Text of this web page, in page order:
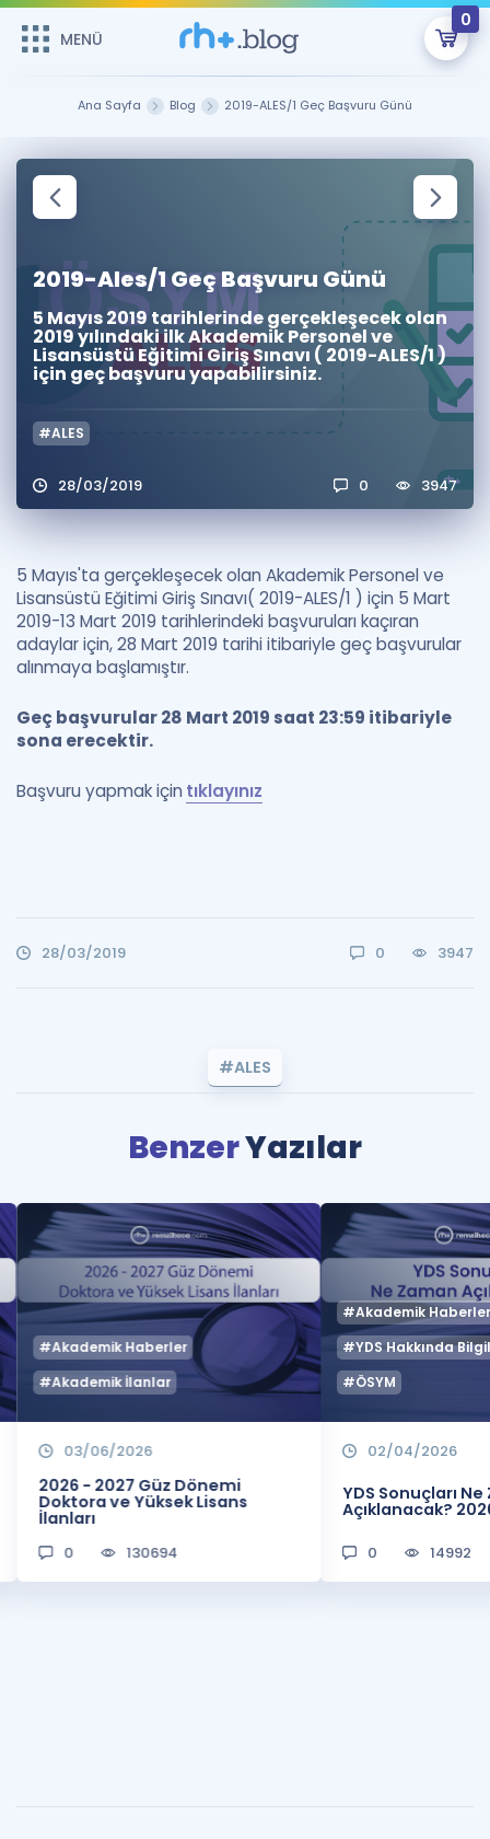
MENÜ
0
Şifremi Hatırlamıyorum
ÜYE DEĞİLİM
Sepetin Şu An Boş.
Remzi Hoca ile seni sınava hazırlayacak onlarca eğitim seni
MENÜ
Çalışma Paketleri
Katılımcı Görüşleri
Faydalı Araçlar
Ücretsiz Kaynaklar
Puan Hesaplama
ÖSYM Sınav Takvimi
Kampanyalar
İngilizce Gramer
Hakkımızda
Soru & Cevap
Ana Sayfa Blog 2019-ALES/1 Geç Başvuru Günü
2019-Ales/1 Geç Başvuru Günü
5 Mayıs 2019 tarihlerinde gerçekleşecek olan
2019 yılındaki ilk Akademik Personel ve
Lisansüstü Eğitimi Giriş Sınavı ( 2019-ALES/1 )
için geç başvuru yapabilirsiniz.
#ALES
28/03/2019 0 3947
5 Mayıs'ta gerçekleşecek olan Akademik Personel ve
Lisansüstü Eğitimi Giriş Sınavı( 2019-ALES/1 ) için 5 Mart
2019-13 Mart 2019 tarihlerindeki başvuruları kaçıran
adaylar için, 28 Mart 2019 tarihi itibariyle geç başvurular
alınmaya başlamıştır.
Geç başvurular 28 Mart 2019 saat 23:59 itibariyle
sona erecektir.
Başvuru yapmak için tıklayınız
28/03/2019 0 3947
#ALES
BenzerYazılar
#Akademik Haberler
#Akademik İlanlar
03/06/2026
2026 - 2027 Güz Dönemi
Doktora ve Yüksek Lisans
İlanları
0 130694
#Akademik
#YDS Hakkında
#ÖSYM
02/04/2026
YDS Sonuçları
Açıklanacak?
0 14992